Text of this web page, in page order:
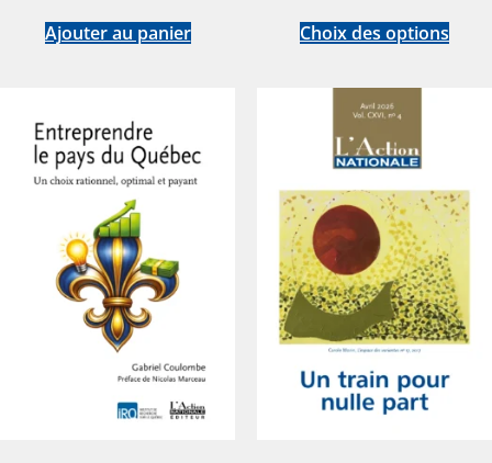
Ajouter au panier Choix des options